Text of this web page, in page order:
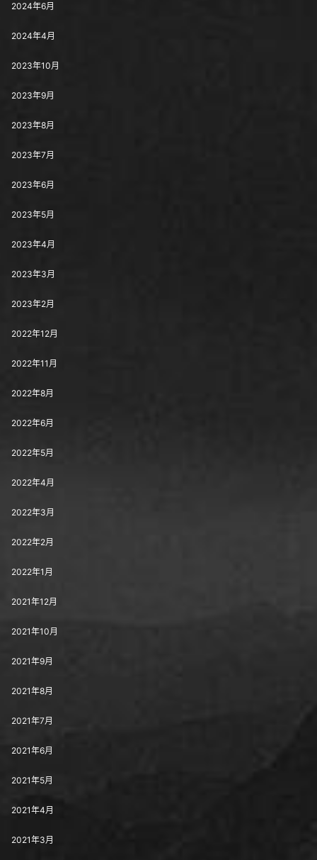
2024年6月
2024年4月
2023年10月
2023年9月
2023年8月
2023年7月
2023年6月
2023年5月
2023年4月
2023年3月
2023年2月
2022年12月
2022年11月
2022年8月
2022年6月
2022年5月
2022年4月
2022年3月
2022年2月
2022年1月
2021年12月
2021年10月
2021年9月
2021年8月
2021年7月
2021年6月
2021年5月
2021年4月
2021年3月